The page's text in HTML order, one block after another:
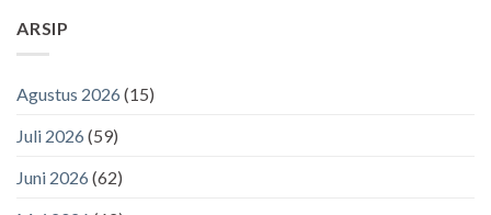
ARSIP
Agustus 2026 (15)
Juli 2026 (59)
Juni 2026 (62)